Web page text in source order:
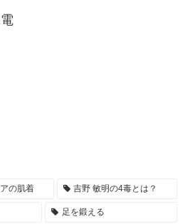
の肌着 吉野 敏明の4毒とは？
足を鍛える